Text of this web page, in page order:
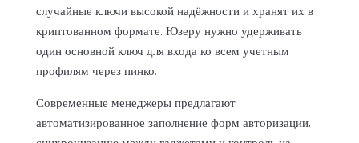
случайные ключи высокой надёжности и хранят их в
криптованном формате. Юзеру нужно удерживать
один основной ключ для входа ко всем учетным
профилям через пинко.
Современные менеджеры предлагают
автоматизированное заполнение форм авторизации,